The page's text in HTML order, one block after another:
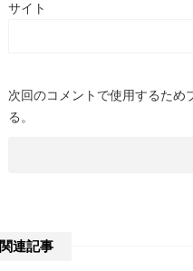
サイト
次回のコメントで使用するため
る。
関連記事